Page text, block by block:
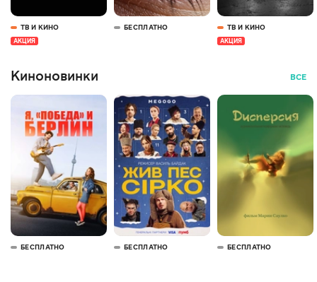
ТВ И КИНО
АКЦИЯ
БЕСПЛАТНО
ТВ И КИНО
АКЦИЯ
Киноновинки ВСЕ
БЕСПЛАТНО БЕСПЛАТНО БЕСПЛАТНО